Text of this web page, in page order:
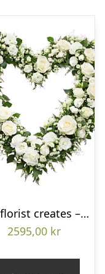
The florist creates – Funeral heart
2595,00 kr